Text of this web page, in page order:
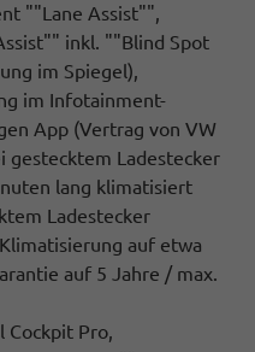
""Lane Assist"",
inkl. ""Blind Spot
im Spiegel),
im Infotainment-
App (Vertrag von VW
gestecktem Ladestecker
lang klimatisiert
Ladestecker
auf etwa
auf 5 Jahre / max.
Cockpit Pro,